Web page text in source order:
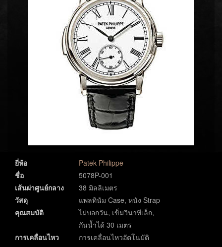
ยี่ห้อ
Patek Philippe
ชื่อ
5078P-001
เส้นผ่าศูนย์กลาง
38 มิลลิเมตร
วัสดุ
แพลทินัม Case, หนัง Strap
คุณสมบัติ
ไม่บอกวัน, เข็มวินาทีเล็ก,
กันน้ำได้ 30 เมตร
การเคลื่อนไหว
การเคลื่อนไหวอัตโนมัติ